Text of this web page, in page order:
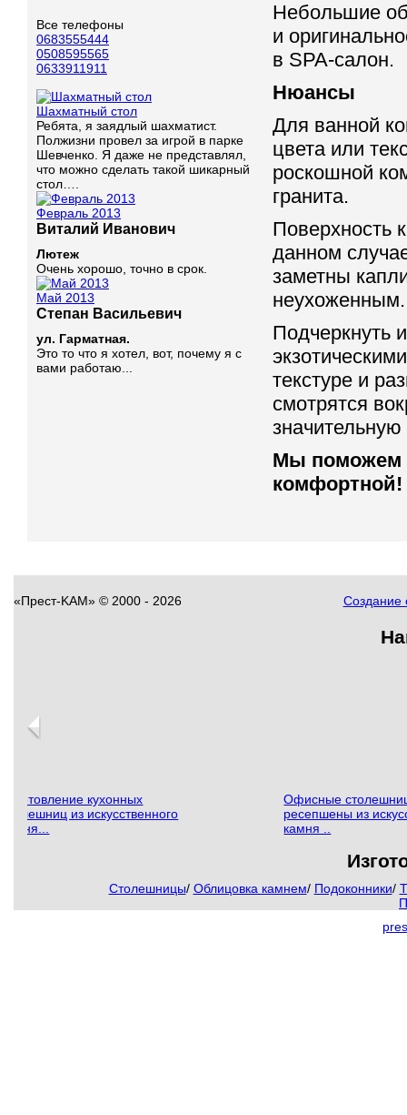
Небольшие
и
в SPA-салон.
Нюансы
Для ванной
цвета или
роскошной
гранита.
Поверхность
данном
заметны
неухоженным.
Подчеркнуть
текстуре и
смотрятся
Мы поможем
Все телефоны
0683555444
0508595565
0633911911
Шахматный стол
Ребята, я заядлый шахматист.
Полжизни провел за игрой в парке
Шевченко. Я даже не представлял,
что можно сделать такой шикарный
стол….
Февраль 2013
Виталий Иванович
Лютеж
Очень хорошо, точно в срок.
Май 2013
Степан Васильевич
ул. Гарматная.
Это то что я хотел, вот, почему я с
вами работаю...
«Прест-KAM» © 2000 - 2026 Создание
Изготовление кухонных
столешниц из искусственного
камня...
Офисные
ресепшены из
камня ..
Столешницы/ Облицовка камнем/ Подоконники/